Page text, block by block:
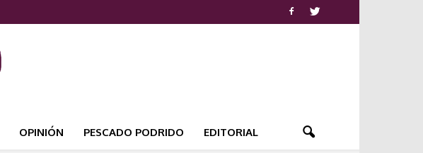
OPINIÓN PESCADO PODRIDO EDITORIAL